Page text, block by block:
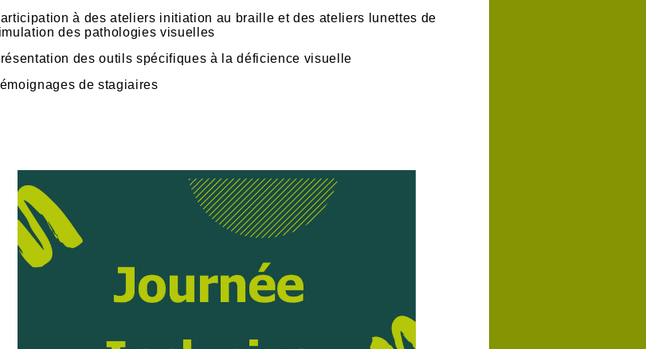
à des ateliers initiation au braille et des ateliers lunettes de
des pathologies visuelles
des outils spécifiques à la déficience visuelle
de stagiaires